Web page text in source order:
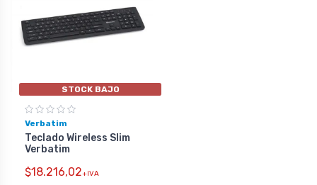
STOCK BAJO
Verbatim
Teclado Wireless Slim
Verbatim
$18.216,02+IVA